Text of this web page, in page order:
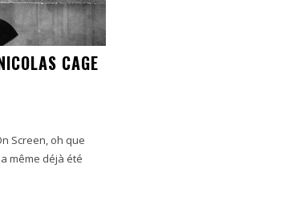
CAGE
Screen, oh que
même déjà été